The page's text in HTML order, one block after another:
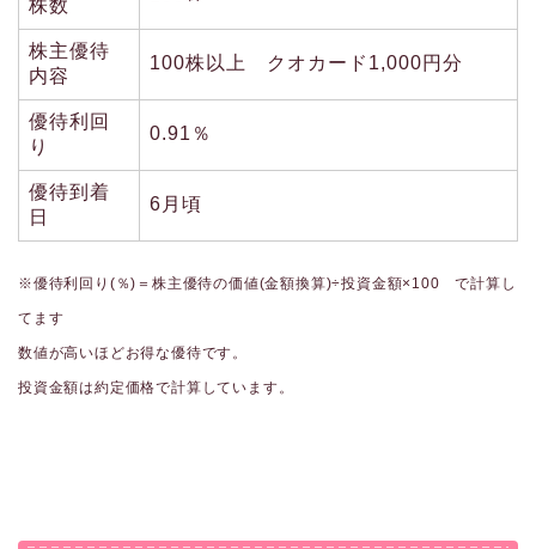
株数
株主優待
内容
100株以上 クオカード1,000円分
優待利回
り
0.91％
優待到着
日
6月頃
※優待利回り(％)＝株主優待の価値(金額換算)÷投資金額×100 で計算し
てます
数値が高いほどお得な優待です。
投資金額は約定価格で計算しています。